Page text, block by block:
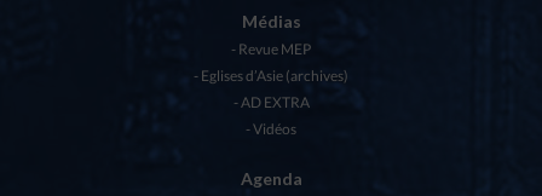
Médias
Revue MEP
Eglises d’Asie (archives)
AD EXTRA
Vidéos
Agenda